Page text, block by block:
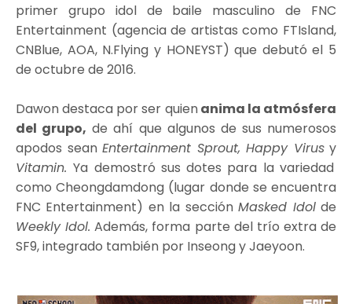
primer grupo idol de baile masculino de FNC
Entertainment (agencia de artistas como FTIsland,
CNBlue, AOA, N.Flying y HONEYST) que debutó el 5
de octubre de 2016.
Dawon destaca por ser quienanima la atmósfera
del grupo, de ahí que algunos de sus numerosos
apodos sean Entertainment Sprout, Happy Virusy
Vitamin.Ya demostró sus dotes para la variedad
como Cheongdamdong (lugar donde se encuentra
FNC Entertainment) en la secciónMasked Idolde
Weekly Idol. Además, forma parte del trío extra de
SF9, integrado también por Inseong y Jaeyoon.